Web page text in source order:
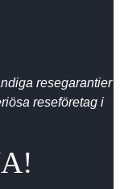
resegarantier
reseföretag i